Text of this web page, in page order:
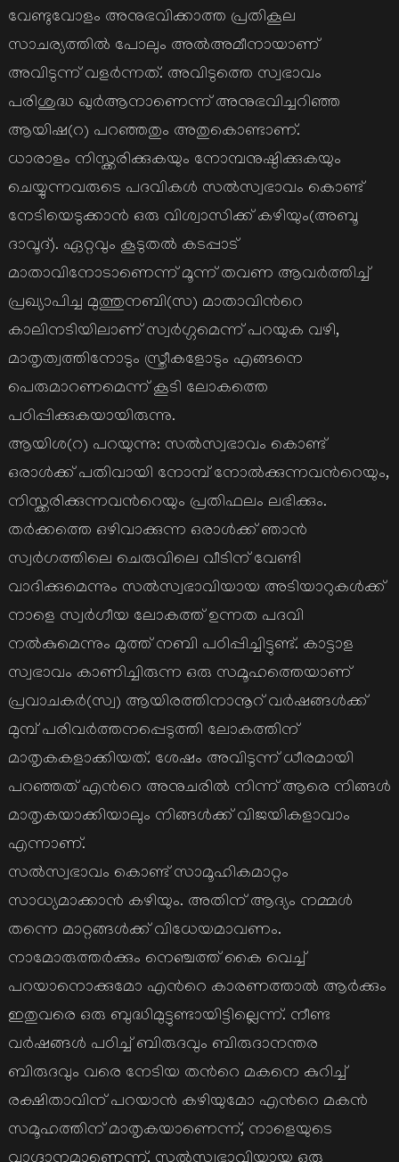
വേണ്ടുവോളം അനുഭവിക്കാത്ത പ്രതികൂല
സാചര്യത്തില്‍ പോലും അല്‍അമീനായാണ്
അവിടുന്ന്‌ വളര്‍ന്നത്. അവിടുത്തെ സ്വഭാവം
പരിശുദ്ധ ഖുര്‍ആനാണെന്ന് അനുഭവിച്ചറിഞ്ഞ
ആയിഷ(റ) പറഞ്ഞതും അതുകൊണ്ടാണ്.
ധാരാളം നിസ്ക്കരിക്കുകയും നോമ്പനുഷ്ഠിക്കുകയും
ചെയ്യുന്നവരുടെ പദവികള്‍ സല്‍സ്വഭാവം കൊണ്ട്
നേടിയെടുക്കാന്‍ ഒരു വിശ്വാസിക്ക് കഴിയും(അബൂ
ദാവൂദ്). ഏറ്റവും കൂടുതല്‍ കടപ്പാട്
മാതാവിനോടാണെന്ന് മൂന്ന്‌ തവണ ആവര്‍ത്തിച്ച്
പ്രഖ്യാപിച്ച മുത്തുനബി(സ) മാതാവിന്‍റെ
കാലിനടിയിലാണ് സ്വര്‍ഗ്ഗമെന്ന് പറയുക വഴി,
മാതൃത്വത്തിനോടും സ്ത്രീകളോടും എങ്ങനെ
പെരുമാറണമെന്ന് കൂടി ലോകത്തെ
പഠിപ്പിക്കുകയായിരുന്നു.
ആയിശ(റ) പറയുന്നു: സല്‍സ്വഭാവം കൊണ്ട്
ഒരാള്‍ക്ക് പതിവായി നോമ്പ് നോല്‍ക്കുന്നവന്‍റെയും,
നിസ്ക്കരിക്കുന്നവന്‍റെയും പ്രതിഫലം ലഭിക്കും.
തര്‍ക്കത്തെ ഒഴിവാക്കുന്ന ഒരാള്‍ക്ക് ഞാന്‍
സ്വര്‍ഗത്തിലെ ചെരുവിലെ വീടിന് വേണ്ടി
വാദിക്കുമെന്നും സല്‍സ്വഭാവിയായ അടിയാറുകള്‍ക്ക്
നാളെ സ്വര്‍ഗീയ ലോകത്ത് ഉന്നത പദവി
നല്‍കുമെന്നും മുത്ത് നബി പഠിപ്പിച്ചിട്ടുണ്ട്. കാട്ടാള
സ്വഭാവം കാണിച്ചിരുന്ന ഒരു സമൂഹത്തെയാണ്
പ്രവാചകര്‍(സ്വ) ആയിരത്തിനാനൂറ് വര്‍ഷങ്ങള്‍ക്ക്
മുമ്പ് പരിവര്‍ത്തനപ്പെടുത്തി ലോകത്തിന്
മാതൃകകളാക്കിയത്. ശേഷം അവിടുന്ന് ധീരമായി
പറഞ്ഞത് എന്‍റെ അനുചരില്‍ നിന്ന് ആരെ നിങ്ങള്‍
മാതൃകയാക്കിയാലും നിങ്ങള്‍ക്ക് വിജയികളാവാം
എന്നാണ്.
സല്‍സ്വഭാവം കൊണ്ട് സാമൂഹികമാറ്റം
സാധ്യമാക്കാന്‍ കഴിയും. അതിന് ആദ്യം നമ്മള്‍
തന്നെ മാറ്റങ്ങള്‍ക്ക്‌ വിധേയമാവണം.
നാമോരുത്തര്‍ക്കും നെഞ്ചത്ത് കൈ വെച്ച്
പറയാനൊക്കുമോ എന്‍റെ കാരണത്താല്‍ ആര്‍ക്കും
ഇതുവരെ ഒരു ബുദ്ധിമുട്ടുണ്ടായിട്ടില്ലെന്ന്. നീണ്ട
വര്‍ഷങ്ങള്‍ പഠിച്ച് ബിരുദവും ബിരുദാനന്തര
ബിരുദവും വരെ നേടിയ തന്‍റെ മകനെ കുറിച്ച്
രക്ഷിതാവിന് പറയാന്‍ കഴിയുമോ എന്‍റെ മകന്‍
സമൂഹത്തിന് മാതൃകയാണെന്ന്, നാളെയുടെ